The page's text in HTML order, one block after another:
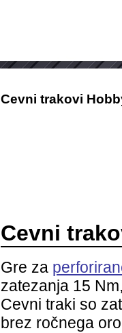
Cevni trakovi
Cevni
Gre za
zatezanja 15
Cevni traki so
brez ročnega